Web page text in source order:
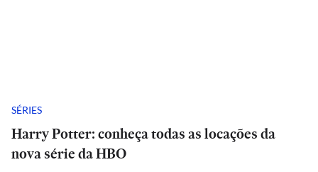
SÉRIES
Harry Potter: conheça todas as locações da
nova série da HBO